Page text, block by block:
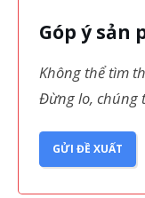
Góp ý sản
Không thể tìm
Đừng lo, chúng
GỬI ĐỀ XUẤT